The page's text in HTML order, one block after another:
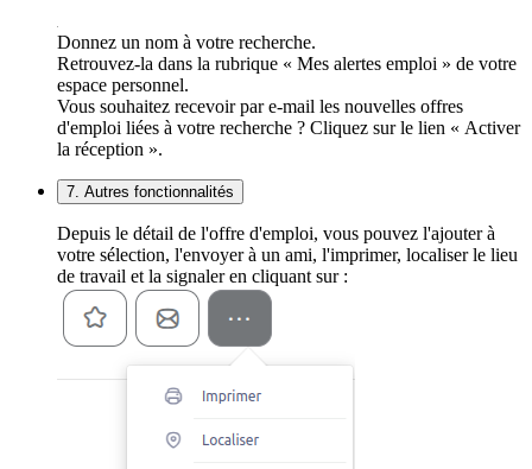
Donnez un nom à votre recherche.
Retrouvez-la dans la rubrique « Mes alertes emploi » de votre
espace personnel.
Vous souhaitez recevoir par e-mail les nouvelles offres
d'emploi liées à votre recherche ? Cliquez sur le lien « Activer
la réception ».
7. Autres fonctionnalités
Depuis le détail de l'offre d'emploi, vous pouvez l'ajouter à
votre sélection, l'envoyer à un ami, l'imprimer, localiser le lieu
de travail et la signaler en cliquant sur :